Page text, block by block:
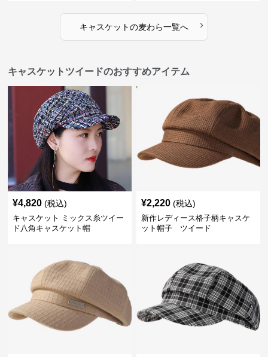
キャスケットの麦わら一覧へ ›
キャスケットツイードのおすすめアイテム
¥4,820 (税込)
キャスケット ミックス糸ツイー
ド八角キャスケット帽
¥2,220 (税込)
新作レディース格子柄キャスケ
ット帽子 ツイード